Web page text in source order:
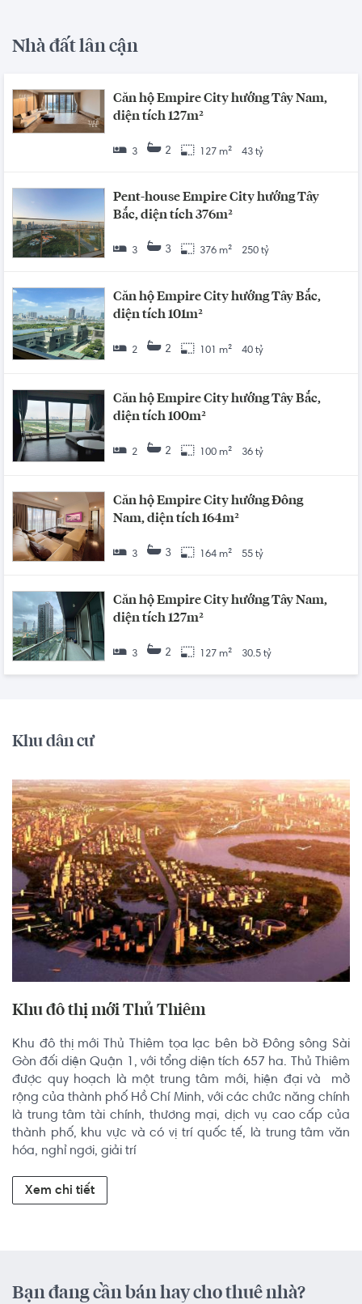
Nhà đất lân cận
Căn hộ Empire City hướng Tây Nam,
diện tích 127m²
3 2 127 m² 43 tỷ
Pent-house Empire City hướng Tây
Bắc, diện tích 376m²
3 3 376 m² 250 tỷ
Căn hộ Empire City hướng Tây Bắc,
diện tích 101m²
2 2 101 m² 40 tỷ
Căn hộ Empire City hướng Tây Bắc,
diện tích 100m²
2 2 100 m² 36 tỷ
Căn hộ Empire City hướng Đông
Nam, diện tích 164m²
3 3 164 m² 55 tỷ
Căn hộ Empire City hướng Tây Nam,
diện tích 127m²
3 2 127 m² 30.5 tỷ
Khu dân cư
Khu đô thị mới Thủ Thiêm
Khu đô thị mới Thủ Thiêm tọa lạc bên bờ Đông sông Sài
Gòn đối diện Quận 1, với tổng diện tích 657 ha. Thủ Thiêm
được quy hoạch là một trung tâm mới, hiện đại và  mở
rộng của thành phố Hồ Chí Minh, với các chức năng chính
là trung tâm tài chính, thương mại, dịch vụ cao cấp của
thành phố, khu vực và có vị trí quốc tế, là trung tâm văn
hóa, nghỉ ngơi, giải trí
Xem chi tiết
Bạn đang cần bán hay cho thuê nhà?